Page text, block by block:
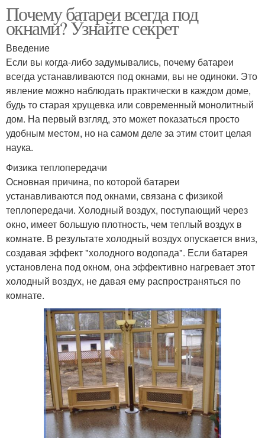
Почему батареи всегда под
окнами? Узнайте секрет
Введение
Если вы когда-либо задумывались, почему батареи
всегда устанавливаются под окнами, вы не одиноки. Это
явление можно наблюдать практически в каждом доме,
будь то старая хрущевка или современный монолитный
дом. На первый взгляд, это может показаться просто
удобным местом, но на самом деле за этим стоит целая
наука.
Физика теплопередачи
Основная причина, по которой батареи
устанавливаются под окнами, связана с физикой
теплопередачи. Холодный воздух, поступающий через
окно, имеет большую плотность, чем теплый воздух в
комнате. В результате холодный воздух опускается вниз,
создавая эффект "холодного водопада". Если батарея
установлена под окном, она эффективно нагревает этот
холодный воздух, не давая ему распространяться по
комнате.